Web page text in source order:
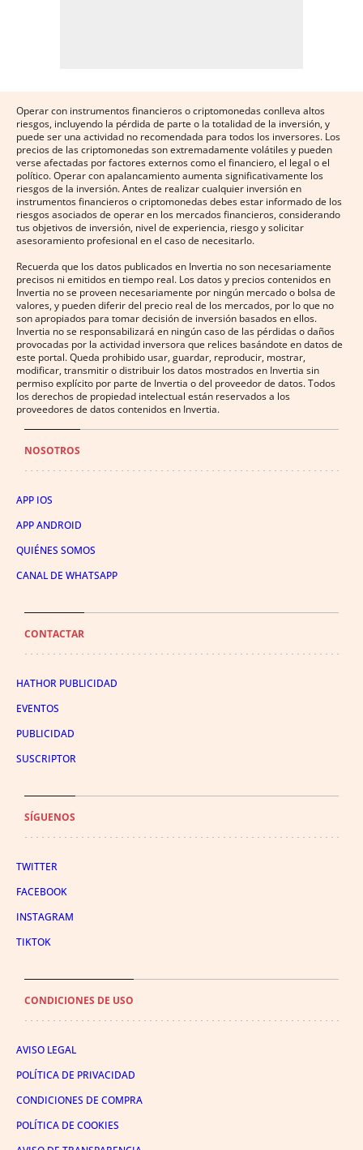
Operar con instrumentos financieros o criptomonedas conlleva altos
riesgos, incluyendo la pérdida de parte o la totalidad de la inversión, y
puede ser una actividad no recomendada para todos los inversores. Los
precios de las criptomonedas son extremadamente volátiles y pueden
verse afectadas por factores externos como el financiero, el legal o el
político. Operar con apalancamiento aumenta significativamente los
riesgos de la inversión. Antes de realizar cualquier inversión en
instrumentos financieros o criptomonedas debes estar informado de los
riesgos asociados de operar en los mercados financieros, considerando
tus objetivos de inversión, nivel de experiencia, riesgo y solicitar
asesoramiento profesional en el caso de necesitarlo.
Recuerda que los datos publicados en Invertia no son necesariamente
precisos ni emitidos en tiempo real. Los datos y precios contenidos en
Invertia no se proveen necesariamente por ningún mercado o bolsa de
valores, y pueden diferir del precio real de los mercados, por lo que no
son apropiados para tomar decisión de inversión basados en ellos.
Invertia no se responsabilizará en ningún caso de las pérdidas o daños
provocadas por la actividad inversora que relices basándote en datos de
este portal. Queda prohibido usar, guardar, reproducir, mostrar,
modificar, transmitir o distribuir los datos mostrados en Invertia sin
permiso explícito por parte de Invertia o del proveedor de datos. Todos
los derechos de propiedad intelectual están reservados a los
proveedores de datos contenidos en Invertia.
NOSOTROS
APP IOS
APP ANDROID
QUIÉNES SOMOS
CANAL DE WHATSAPP
CONTACTAR
HATHOR PUBLICIDAD
EVENTOS
PUBLICIDAD
SUSCRIPTOR
SÍGUENOS
TWITTER
FACEBOOK
INSTAGRAM
TIKTOK
CONDICIONES DE USO
AVISO LEGAL
POLÍTICA DE PRIVACIDAD
CONDICIONES DE COMPRA
POLÍTICA DE COOKIES